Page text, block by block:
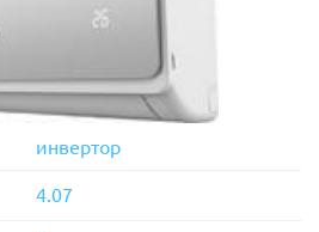
инвертор
4.07